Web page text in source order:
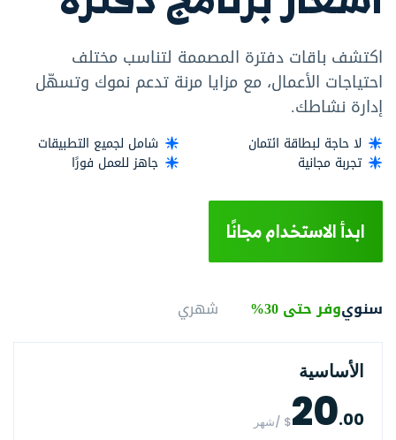
اكتشف باقات دفترة المصممة لتناسب مختلف
احتياجات الأعمال، مع مزايا مرنة تدعم نموك وتسهّل
إدارة نشاطك.
تجربة مجانية
لا حاجة لبطاقة ائتمان
جاهز للعمل فورًا
شامل لجميع التطبيقات
ابدأ الاستخدام مجانًا
سنويوفر حتى 30% شهري
الأساسية
20.00 $ /شهر